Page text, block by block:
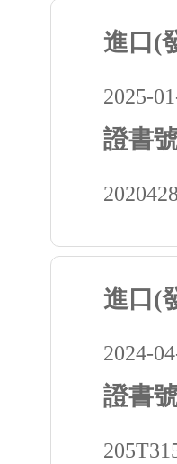
進口(
2025-
證書
進口(
2024-
證書